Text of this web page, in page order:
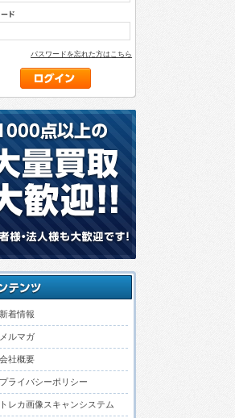
パスワードを忘れた方はこちら
新着情報
メルマガ
会社概要
プライバシーポリシー
トレカ画像スキャンシステム